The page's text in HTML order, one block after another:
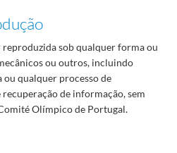
sob qualquer forma ou
ou outros, incluindo
qualquer processo de
de informação, sem
Olímpico de Portugal.